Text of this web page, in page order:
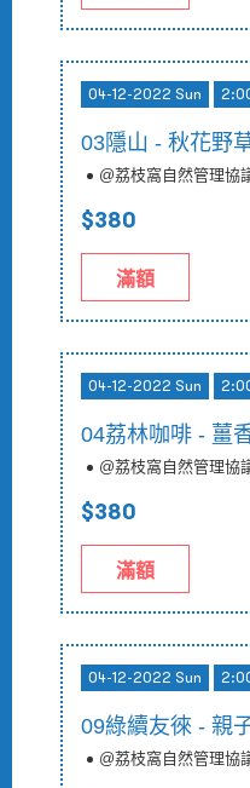
04-12-2022 Sun
03隱山 - 秋花野
@荔枝窩自然管理協
$380
滿額
04-12-2022 Sun
04荔林咖啡 - 薑
@荔枝窩自然管理協
$380
滿額
04-12-2022 Sun
09綠續友徠 - 親
@荔枝窩自然管理協